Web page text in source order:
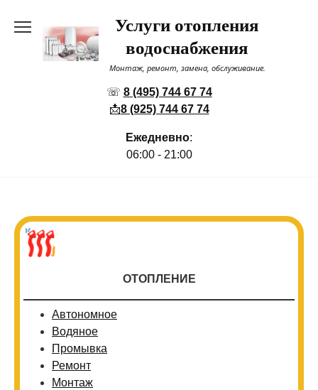
содержанию
Услуги отопления
водоснабжения
Монтаж, ремонт, замена, обслуживание.
☏ 8 (495) 744 67 74
📩8 (925) 744 67 74
Ежедневно:
06:00 - 21:00
ОТОПЛЕНИЕ
Автономное
Водяное
Промывка
Ремонт
Монтаж